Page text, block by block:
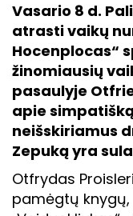
Vasario 8 d.
atrasti vaikų
Hocenplocas“
žinomiausių
pasaulyje
apie
neišskiriamus
Zepuką yra
Otfrydas
pamėgtų knygų,